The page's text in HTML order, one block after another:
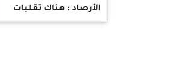
الأرصاد : هناك تقلبات
جوية عنيفة لمدة 3 شهور